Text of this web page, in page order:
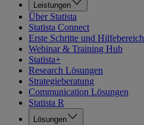
Leistungen
Über Statista
Statista Connect
Erste Schritte und Hilfebereich
Webinar & Training Hub
Statista+
Research Lösungen
Strategieberatung
Communication Lösungen
Statista R
Lösungen